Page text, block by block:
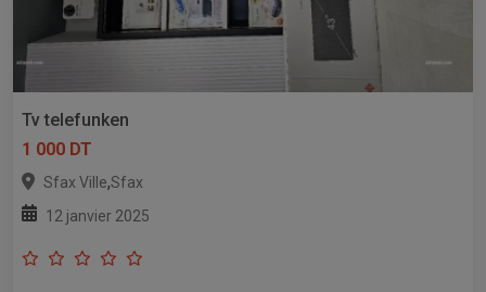
Tv telefunken
1 000 DT
Sfax Ville,Sfax
12 janvier 2025